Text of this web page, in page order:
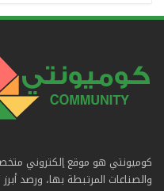
كوميونتي هو موقع إلكتروني
والصناعات المرتبطة بها، ورصد